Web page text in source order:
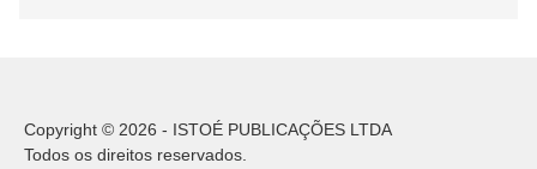
Copyright © 2026 - ISTOÉ PUBLICAÇÕES LTDA
Todos os direitos reservados.